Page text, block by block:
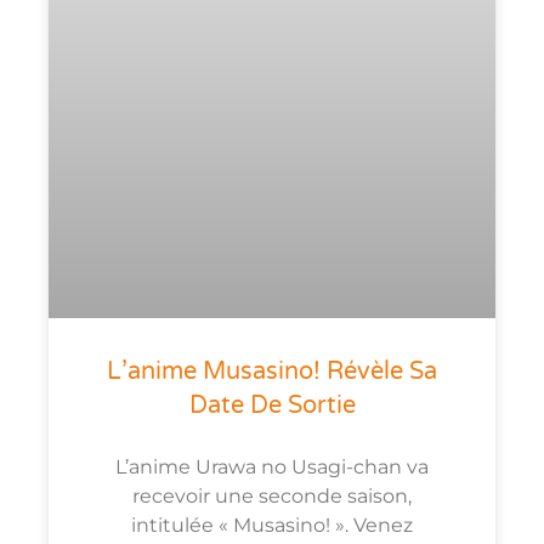
L’anime Musasino! Révèle Sa
Date De Sortie
L’anime Urawa no Usagi-chan va
recevoir une seconde saison,
intitulée « Musasino! ». Venez